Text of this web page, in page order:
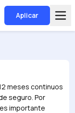
Aplicar
meses continuos
seguro. Por
importante